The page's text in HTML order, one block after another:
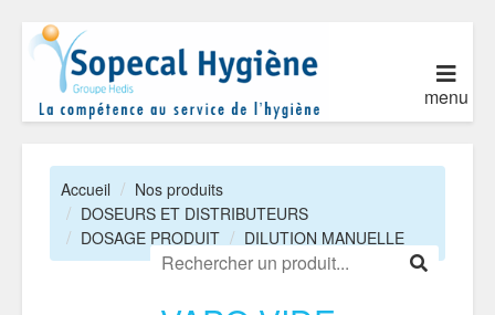
menu
Accueil
Nos produits
DOSEURS ET DISTRIBUTEURS
DOSAGE PRODUIT
DILUTION MANUELLE